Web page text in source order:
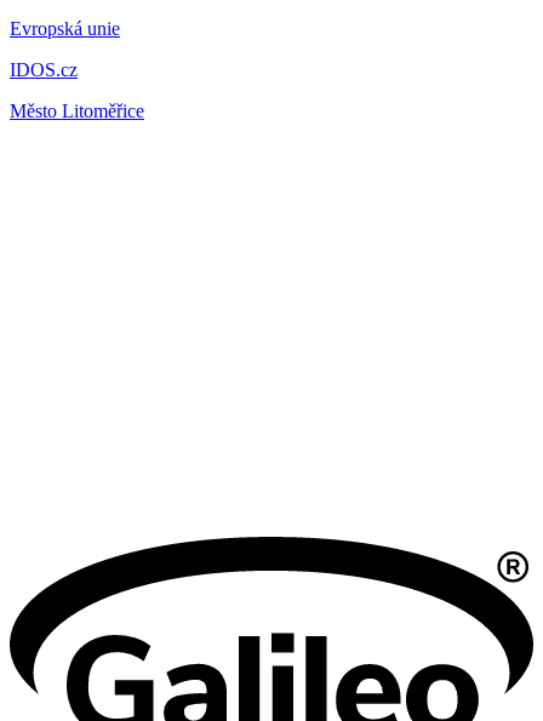
Evropská unie
IDOS.cz
Město Litoměřice